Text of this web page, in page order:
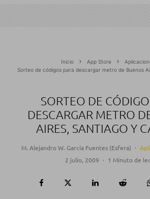
Inicio App Store
Sorteo de códigos para descargar metro de Buenos
SORTEO DE
DESCARGAR METRO
AIRES, SANTIAGO Y
M. Alejandro W. García Fuentes (Esfera) ·
2 julio, 2009 · 1 Minuto de